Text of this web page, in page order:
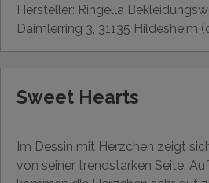
Hersteller: Ringella
Daimlerring 3, 31135 Hildesheim
Sweet Hearts
Im Dessin mit Herzchen zeigt
von seiner trendstarken Seite.